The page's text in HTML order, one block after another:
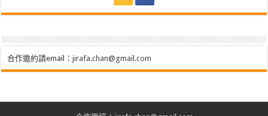
合作邀約請email：jirafa.chan@gmail.com